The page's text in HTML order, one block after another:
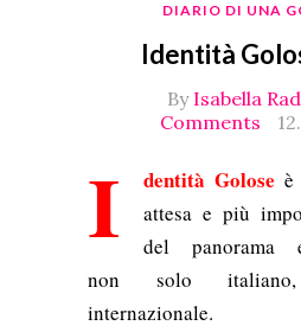
DIARIO DI UNA
Identità
By Isabella
Comments
I dentità Golose è
attesa e più
del panorama
non solo
internazionale.